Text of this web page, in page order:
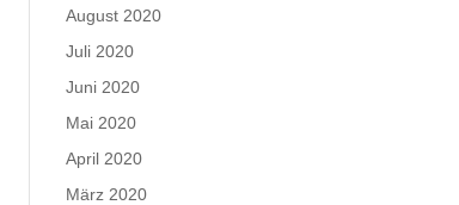
August 2020
Juli 2020
Juni 2020
Mai 2020
April 2020
März 2020